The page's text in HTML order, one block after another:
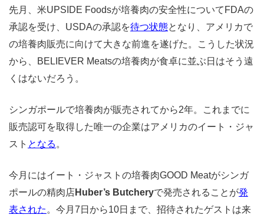
先月、米UPSIDE Foodsが培養肉の安全性についてFDAの
承認を受け、USDAの承認を待つ状態となり、アメリカで
の培養肉販売に向けて大きな前進を遂げた。こうした状況
から、BELIEVER Meatsの培養肉が食卓に並ぶ日はそう遠
くはないだろう。
シンガポールで培養肉が販売されてから2年。これまでに
販売認可を取得した唯一の企業はアメリカのイート・ジャ
スト となる 。
今月にはイート・ジャストの培養肉GOOD Meatがシンガ
ポールの精肉店Huber’s Butcheryで発売されることが発
表された 。今月7日から10日まで、招待されたゲストは来